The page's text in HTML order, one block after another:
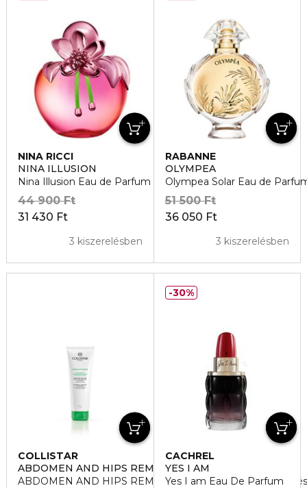
NINA RICCI
NINA ILLUSION
Nina Illusion Eau de Parfum
31 430 Ft
44 900 Ft
3 kiszerelésben
RABANNE
OLYMPEA
Olympea Solar Eau de
36 050 Ft
51 500 Ft
3 kiszerelésben
COLLISTAR
ABDOMEN AND HIPS REMODELLING TREATMENT
ABDOMEN AND HIPS REMODELLING Alakformáló kezelés
CACHREL
YES I AM
Yes I am Eau De Parfum
30%